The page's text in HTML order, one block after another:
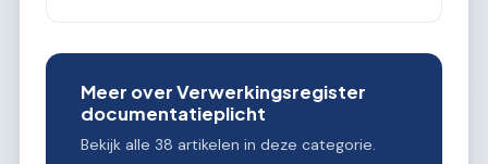
Meer over Verwerkingsregister
documentatieplicht
Bekijk alle 38 artikelen in deze categorie.